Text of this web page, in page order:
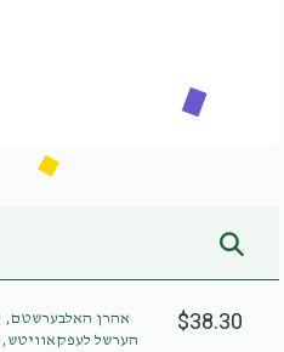
אהרן האלבערשטם,
הערשל לעפקאוויטש,
$38.30